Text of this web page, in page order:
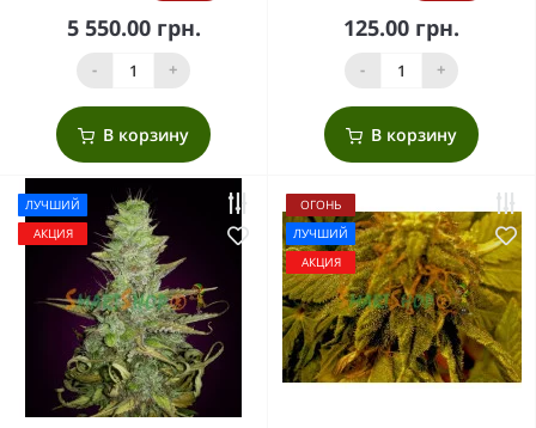
5 550.00 грн.
- +
В корзину
125.00 грн.
- +
В корзину
ЛУЧШИЙ
АКЦИЯ
ОГОНЬ
ЛУЧШИЙ
АКЦИЯ